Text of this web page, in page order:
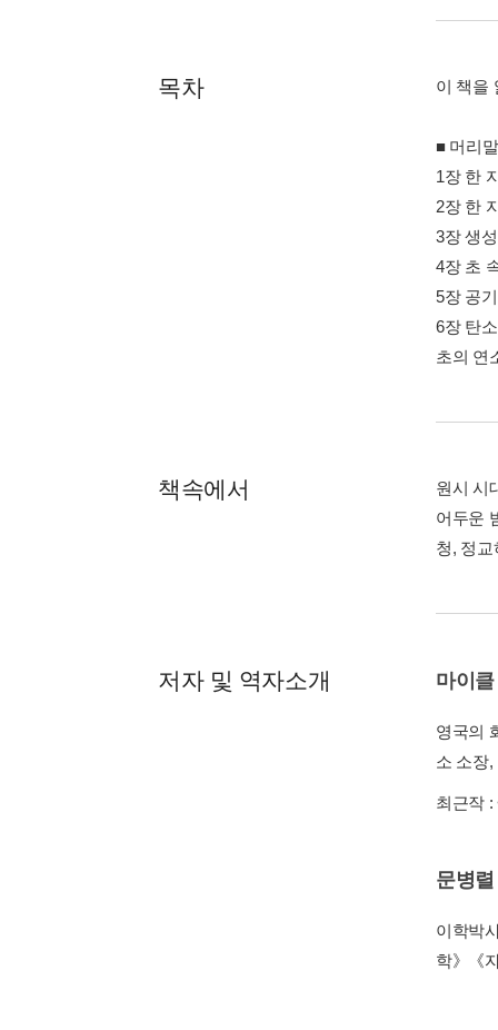
목차 이 책을
■ 머리
1장 한
2장 한
3장 생
4장 초
5장 공
6장 탄
초의 연
책속에서
원시 시
어두운
청, 정
저자 및 역자소개 마이
영국의
소 소장
최근작 :
문병렬
이학박
학》《